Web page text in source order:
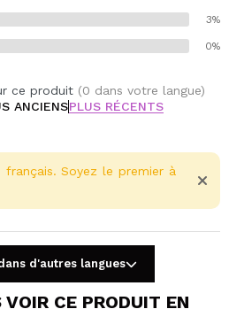
3%
0%
ce produit (0 dans votre langue)
ANCIENSPLUS RÉCENTS
français. Soyez le premier à
d'autres langues
CE PRODUIT EN